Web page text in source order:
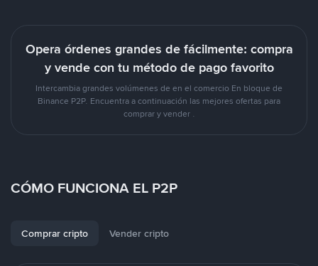
Opera órdenes grandes de fácilmente: compra
y vende con tu método de pago favorito
Intercambia grandes volúmenes de en el comercio En bloque de
Binance P2P. Encuentra a continuación las mejores ofertas para
comprar y vender .
CÓMO FUNCIONA EL P2P
Comprar cripto Vender cripto